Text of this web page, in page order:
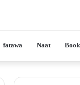
fatawa Naat